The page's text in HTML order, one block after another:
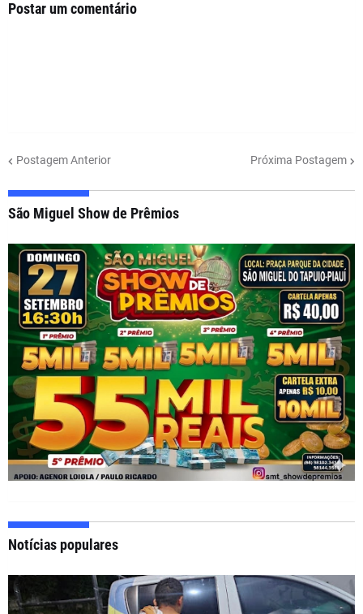
Postar um comentário
Postagem Anterior Próxima Postagem
São Miguel Show de Prêmios
Notícias populares